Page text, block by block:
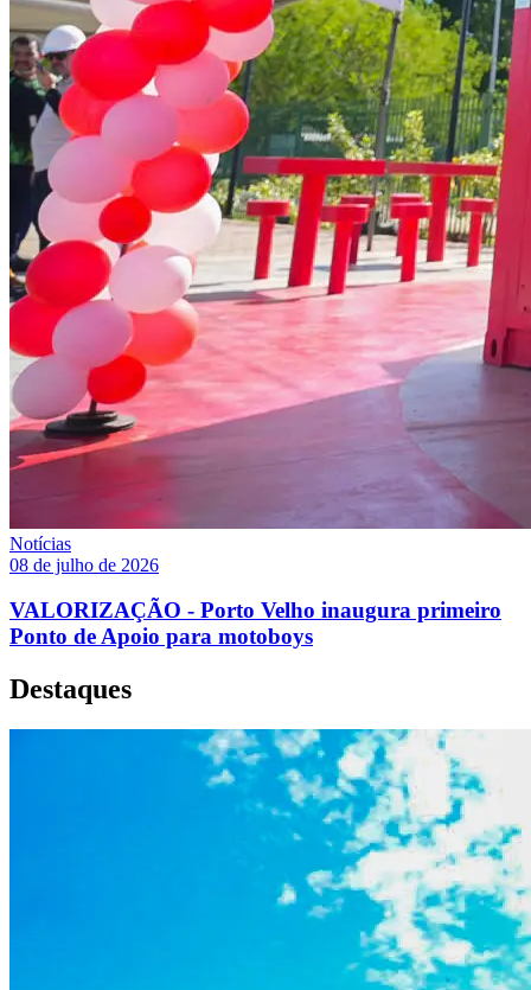
Notícias
08 de julho de 2026
VALORIZAÇÃO - Porto Velho inaugura primeiro
Ponto de Apoio para motoboys
Destaques